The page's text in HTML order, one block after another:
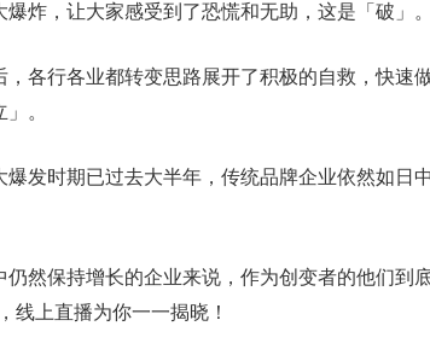
炸，让大家感受到了恐慌和无助，这是「破」。
，各行各业都转变思路展开了积极的自救，快速
。
爆发时期已过去大半年，传统品牌企业依然如日
仍然保持增长的企业来说，作为创变者的他们到
线上直播为你一一揭晓！